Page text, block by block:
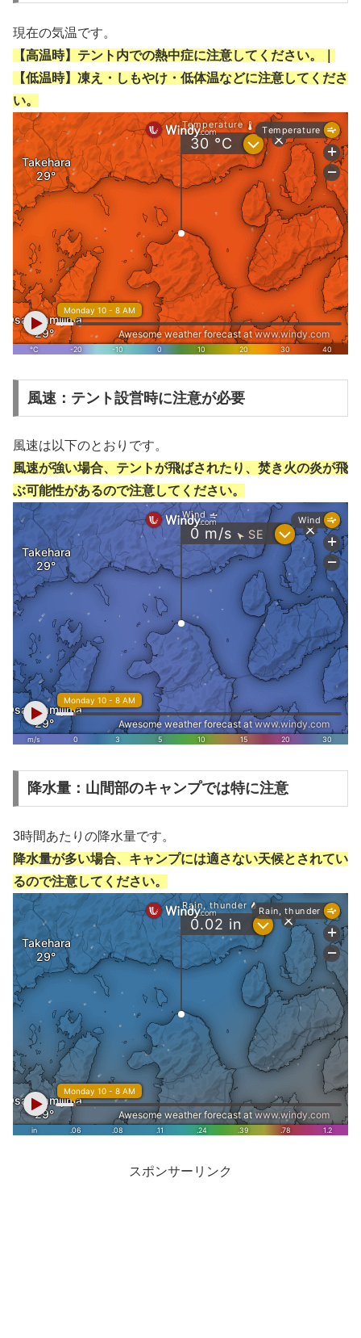
現在の気温です。
【高温時】テント内での熱中症に注意してください。｜
【低温時】凍え・しもやけ・低体温などに注意してくださ
い。
風速：テント設営時に注意が必要
風速は以下のとおりです。
風速が強い場合、テントが飛ばされたり、焚き火の炎が飛
ぶ可能性があるので注意してください。
降水量：山間部のキャンプでは特に注意
3時間あたりの降水量です。
降水量が多い場合、キャンプには適さない天候とされてい
るので注意してください。
スポンサーリンク